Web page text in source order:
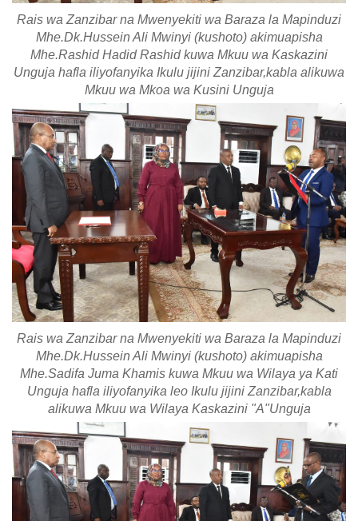
Rais wa Zanzibar na Mwenyekiti wa Baraza la Mapinduzi
Mhe.Dk.Hussein Ali Mwinyi (kushoto) akimuapisha
Mhe.Rashid Hadid Rashid kuwa Mkuu wa Kaskazini
Unguja hafla iliyofanyika Ikulu jijini Zanzibar,kabla alikuwa
Mkuu wa Mkoa wa Kusini Unguja
Rais wa Zanzibar na Mwenyekiti wa Baraza la Mapinduzi
Mhe.Dk.Hussein Ali Mwinyi (kushoto) akimuapisha
Mhe.Sadifa Juma Khamis kuwa Mkuu wa Wilaya ya Kati
Unguja hafla iliyofanyika leo Ikulu jijini Zanzibar,kabla
alikuwa Mkuu wa Wilaya Kaskazini "A"Unguja